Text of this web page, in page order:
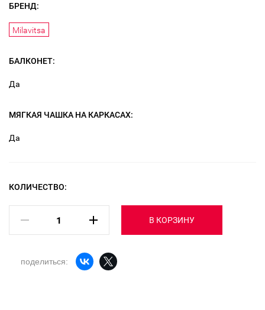
БРЕНД:
Milavitsa
БАЛКОНЕТ:
Да
МЯГКАЯ ЧАШКА НА КАРКАСАХ:
Да
КОЛИЧЕСТВО:
В КОРЗИНУ
поделиться: